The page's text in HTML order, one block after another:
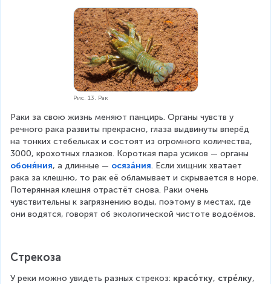
Рис. 13. Рак
Раки за свою жизнь меняют панцирь. Органы чувств у
речного рака развиты прекрасно, глаза выдвинуты вперёд
на тонких стебельках и состоят из огромного количества,
3000, крохотных глазков. Короткая пара усиков — органы
обоня́ния, а длинные — осяза́ния. Если хищник хватает
рака за клешню, то рак её обламывает и скрывается в норе.
Потерянная клешня отрастёт снова. Раки очень
чувствительны к загрязнению воды, поэтому в местах, где
они водятся, говорят об экологической чистоте водоёмов.
Стрекоза
У реки можно увидеть разных стрекоз: красо́тку, стре́лку,